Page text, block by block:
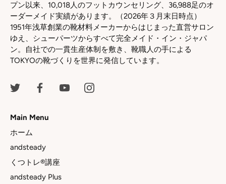
プン以来、10,018人のフットカウンセリング、36,988足のオ
ーダーメイド実績があります。（2026年３月末日時点）
1951年浅草創業の靴材料メーカーからはじまった直営サロン
ゆえ、シューパーツからすべて完全メイド・イン・ジャパ
ン。自社での一貫生産体制を敷き、靴職人の手による
TOKYOの靴づくりを世界に発信しています。
Main Menu
ホーム
andsteady
くつトレ®講座
andsteady Plus